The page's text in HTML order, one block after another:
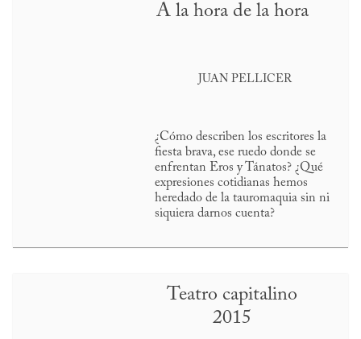
A la hora de la hora
JUAN PELLICER
¿Cómo describen los escritores la
fiesta brava, ese ruedo donde se
enfrentan Eros y Tánatos? ¿Qué
expresiones cotidianas hemos
heredado de la tauromaquia sin ni
siquiera darnos cuenta?
Teatro capitalino
2015